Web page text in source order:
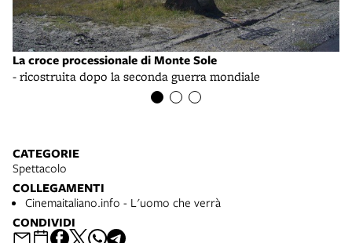
La croce processionale di Monte Sole
- ricostruita dopo la seconda guerra mondiale
CATEGORIE
Spettacolo
COLLEGAMENTI
Cinemaitaliano.info - L'uomo che verrà
CONDIVIDI